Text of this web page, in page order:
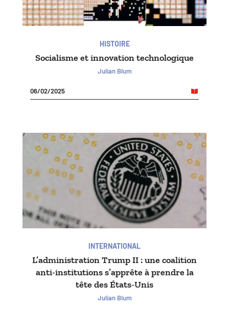
HISTOIRE
Socialisme et innovation technologique
Julian Blum
06/02/2025
INTERNATIONAL
L’administration Trump II : une coalition
anti-institutions s’apprête à prendre la
tête des États-Unis
Julian Blum